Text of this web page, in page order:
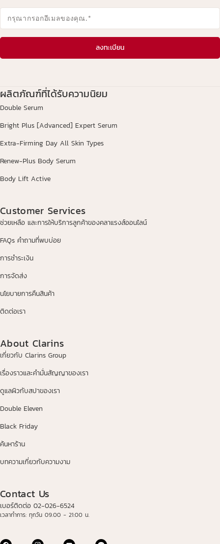
กรุณากรอกอีเมลของคุณ.*
ลงทะเบียน
ผลิตภัณฑ์ที่ได้รับความนิยม
Double Serum
Bright Plus [Advanced] Expert Serum
Extra-Firming Day All Skin Types
Renew-Plus Body Serum
Body Lift Active
Customer Services
ช่วยเหลือ และการให้บริการลูกค้าของคลาแรงส์ออนไลน์
FAQs คำถามที่พบบ่อย
การชำระเงิน
การจัดส่ง
นโยบายการคืนสินค้า
ติดต่อเรา
About Clarins
เกี่ยวกับ Clarins Group
เรื่องราวและคำมั่นสัญญาของเรา
ดูแลผิวกับสปาของเรา
Double Eleven
Black Friday
ค้นหาร้าน
บทความเกี่ยวกับความงาม
Contact Us
เบอร์ติดต่อ 02-026-6524
เวลาทำการ: ทุกวัน 09.00 - 21:00 น.